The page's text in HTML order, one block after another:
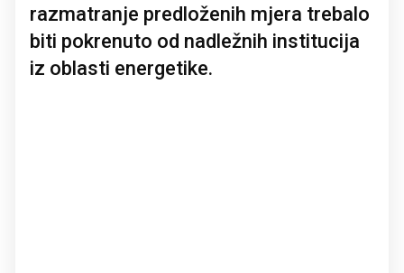
razmatranje predloženih mjera trebalo
biti pokrenuto od nadležnih institucija
iz oblasti energetike.